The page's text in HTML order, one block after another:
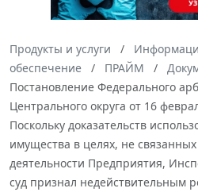
Продукты и услуги
обеспечение
ПРАЙМ
Постановление Федерального
Центрального округа от 16
Поскольку доказательств
имущества в целях, не
деятельности Предприятия,
суд признал недействительным